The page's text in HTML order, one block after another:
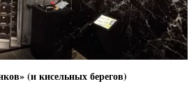
(и кисельных берегов)